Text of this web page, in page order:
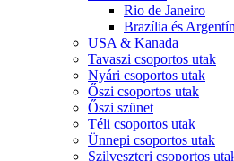
Rio de Janeiro
Brazília és
USA & Kanada
Tavaszi csoportos utak
Nyári csoportos utak
Őszi csoportos utak
Őszi szünet
Téli csoportos utak
Ünnepi csoportos utak
Szilveszteri csoportos